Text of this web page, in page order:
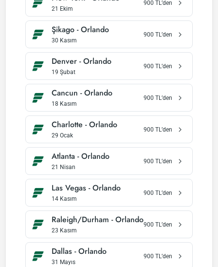
21 Ekim
900 TL’den
Şikago -Orlando
30 Kasım
900 TL’den
Denver -Orlando
19 Şubat
900 TL’den
Cancun -Orlando
18 Kasım
900 TL’den
Charlotte -Orlando
29 Ocak
900 TL’den
Atlanta -Orlando
21 Nisan
900 TL’den
Las Vegas -Orlando
14 Kasım
900 TL’den
Raleigh/Durham -Orlando
23 Kasım
900 TL’den
Dallas -Orlando
31 Mayıs
900 TL’den